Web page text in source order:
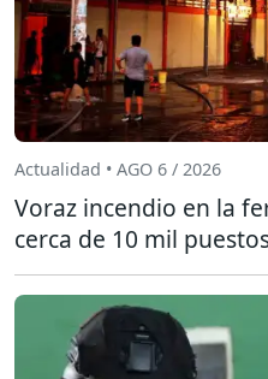
Actualidad • AGO 6 / 2026
Voraz incendio en la
cerca de 10 mil